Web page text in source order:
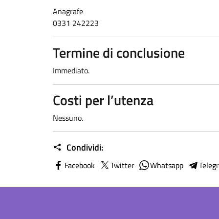
Anagrafe
0331 242223
Termine di conclusione
Immediato.
Costi per l’utenza
Nessuno.
Condividi:
Facebook Twitter Whatsapp